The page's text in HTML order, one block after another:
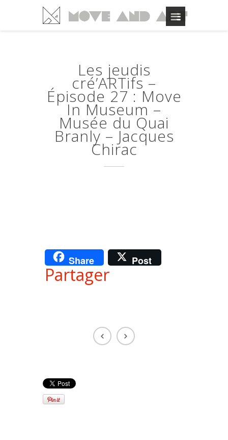
Les jeudis
cré’ARTifs –
Épisode 27 : Move
In Museum –
Musée du Quai
Branly – Jacques
Chirac
Share Post
Partager